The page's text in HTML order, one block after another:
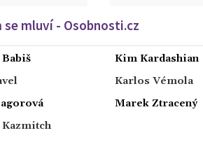
se mluví - Osobnosti.cz
Kazmitch
Kim Kardashian
Karlos Vémola
Marek Ztracený